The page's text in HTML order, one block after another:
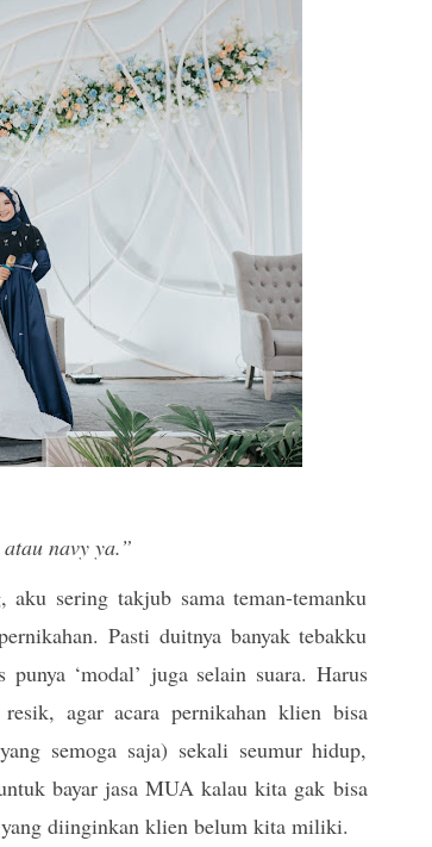
navy ya.”
sering takjub sama teman-temanku
Pasti duitnya banyak tebakku
‘modal’ juga selain suara. Harus
agar acara pernikahan klien bisa
semoga saja) sekali seumur hidup,
bayar jasa MUA kalau kita gak bisa
diinginkan klien belum kita miliki.